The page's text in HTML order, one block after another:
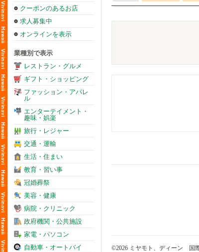
クーポンのあるお店
求人募集中
オンラインを表示
業種別で表示
レストラン・グルメ
ギフト・ショッピング
ファッション・アパレ
ル
エンターテイメント・
趣味・娯楽
旅行・レジャー
交通・運輸
生活・住まい
教育・習い事
冠婚葬祭
美容・健康
病院・クリニック
政府機関・公共施設
家電・パソコン
自動車・オートバイ
©2026 ミヤモト、ディーン 国